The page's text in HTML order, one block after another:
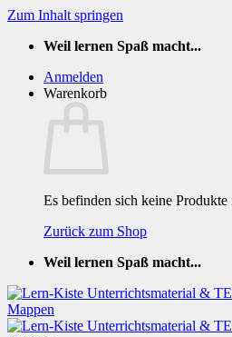
Zum Inhalt springen
Weil lernen Spaß macht...
Anmelden
Warenkorb
Es befinden sich keine
Zurück zum Shop
Weil lernen Spaß macht...